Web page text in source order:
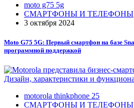
moto g75 5g
СМАРТФОНЫ И ТЕЛЕФОНЫ
3 октября 2024
Moto G75 5G: Первый смартфон на базе
программной поддержкой
motorola thinkphone 25
СМАРТФОНЫ И ТЕЛЕФОНЫ